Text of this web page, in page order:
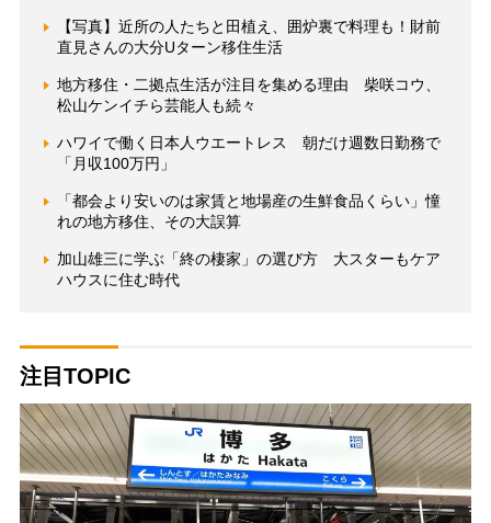
【写真】近所の人たちと田植え、囲炉裏で料理も！財前
直見さんの大分Uターン移住生活
地方移住・二拠点生活が注目を集める理由 柴咲コウ、
松山ケンイチら芸能人も続々
ハワイで働く日本人ウエートレス 朝だけ週数日勤務で
「月収100万円」
「都会より安いのは家賃と地場産の生鮮食品くらい」憧
れの地方移住、その大誤算
加山雄三に学ぶ「終の棲家」の選び方 大スターもケア
ハウスに住む時代
注目TOPIC